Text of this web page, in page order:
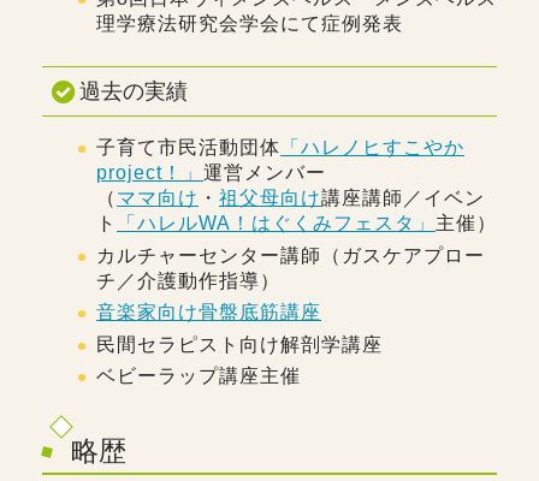
理学療法研究会学会にて症例発表
過去の実績
子育て市民活動団体 「ハレノヒすこやか
project！」 運営メンバー
（ ママ向け ・ 祖父母向け講座講師／イベン
ト
「ハレルWA！はぐくみフェスタ」 主催）
カルチャーセンター講師（ガスケアプロー
チ／介護動作指導）
音楽家向け骨盤底筋講座
民間セラピスト向け解剖学講座
ベビーラップ講座主催
略歴